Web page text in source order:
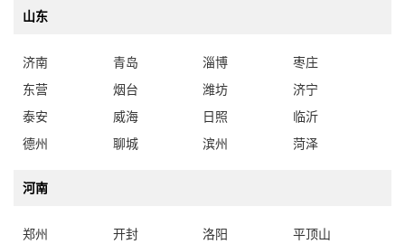
山东
济南 青岛 淄博
枣庄
东营
烟台 潍坊
济宁
泰安
威海 日照
临沂
德州
聊城 滨州 菏泽
河南
郑州 开封 洛阳
平顶山